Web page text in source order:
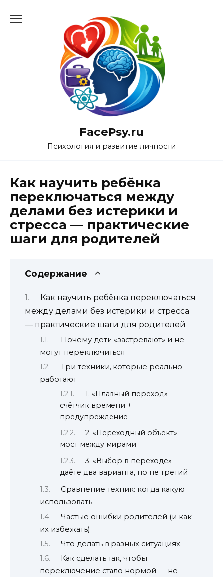
FacePsy.ru
Психология и развитие личности
Как научить ребёнка
переключаться между
делами без истерики и
стресса — практические
шаги для родителей
Содержание
Как научить ребёнка переключаться
между делами без истерики и стресса
— практические шаги для родителей
Почему дети «застревают» и не
могут переключиться
Три техники, которые реально
работают
1. «Плавный переход» —
счётчик времени +
предупреждение
2. «Переходный объект» —
мост между мирами
3. «Выбор в переходе» —
даёте два варианта, но не третий
Сравнение техник: когда какую
использовать
Частые ошибки родителей (и как
их избежать)
Что делать в разных ситуациях
Как сделать так, чтобы
переключение стало нормой — не